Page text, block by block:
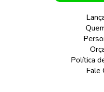
Política
Fale